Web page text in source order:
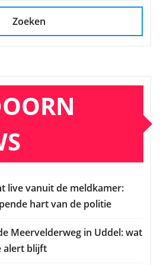
Zoeken
live vanuit de meldkamer:
hart van de politie
Meervelderweg in Uddel: wat
alert blijft